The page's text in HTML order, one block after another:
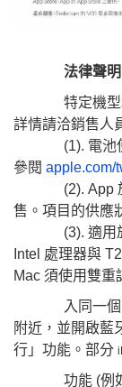
法律聲明
特定機型和選
詳情請洽銷售人
(1). 電池使用
參閱 apple.com/
(2). App 於
售。項目的供應
(3). 適用於配
Intel 處理器與
Mac 須使用雙重
入同一個「
附近，並開啟藍
行」功能。部分
功能 (例如相